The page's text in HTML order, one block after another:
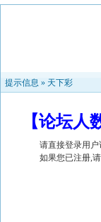
提示信息 » 天下彩
【论坛
请直接登录用
如果您已注册,